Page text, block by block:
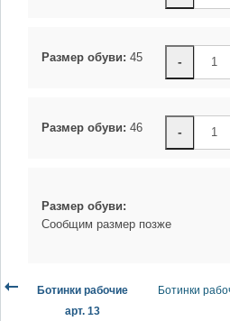
-
Размер обуви: 45
-
Размер обуви: 46
Размер обуви:
Сообщим размер позже
Ботинки рабочие
арт. 13
Ботинки